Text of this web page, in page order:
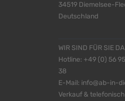
34519 Diemelsee-
Deutschland
WIR SIND FÜR SIE DA
Hotline: +49 (0) 56
38
E-Mail: info@ab-in-
Verkauf &